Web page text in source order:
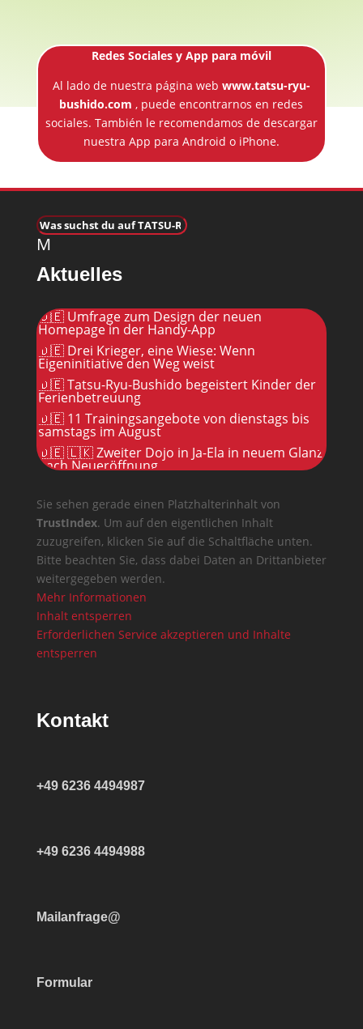
Redes Sociales y App para móvil
Al lado de nuestra página web www.tatsu-ryu-
bushido.com , puede encontrarnos en redes
sociales. También le recomendamos de descargar
nuestra App para Android o iPhone.
M
Aktuelles
🇩🇪 Umfrage zum Design der neuen
Homepage in der Handy-App
🇩🇪 Drei Krieger, eine Wiese: Wenn
Eigeninitiative den Weg weist
🇩🇪 Tatsu-Ryu-Bushido begeistert Kinder der
Ferienbetreuung
🇩🇪 11 Trainingsangebote von dienstags bis
samstags im August
🇩🇪 🇱🇰 Zweiter Dojo in Ja-Ela in neuem Glanz
nach Neueröffnung
Sie sehen gerade einen Platzhalterinhalt von
TrustIndex. Um auf den eigentlichen Inhalt
zuzugreifen, klicken Sie auf die Schaltfläche unten.
Bitte beachten Sie, dass dabei Daten an Drittanbieter
weitergegeben werden.
Mehr Informationen
Inhalt entsperren
Erforderlichen Service akzeptieren und Inhalte
entsperren
Kontakt
+49 6236 4494987
+49 6236 4494988
Mailanfrage@
Formular